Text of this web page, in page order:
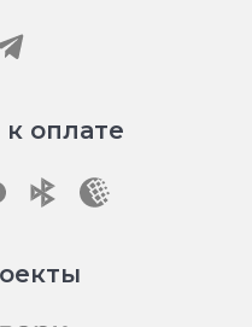
оплате